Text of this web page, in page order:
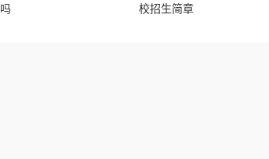
吗
校招生简章